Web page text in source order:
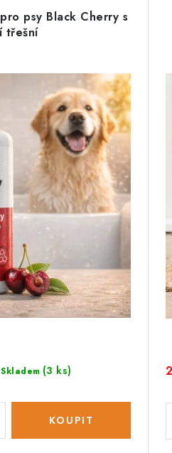
psy Black Cherry s
třešní
Skladem (3 ks)